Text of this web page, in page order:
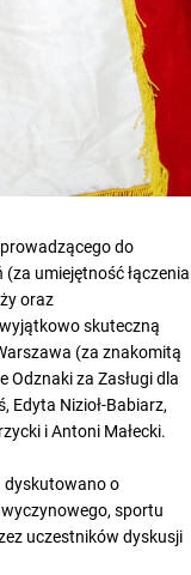
do
umiejętność łączenia
oraz
skuteczną
(za znakomitą
za Zasługi dla
Edyta Nizioł-Babiarz,
i Antoni Małecki.
dyskutowano o
sportu
uczestników dyskusji